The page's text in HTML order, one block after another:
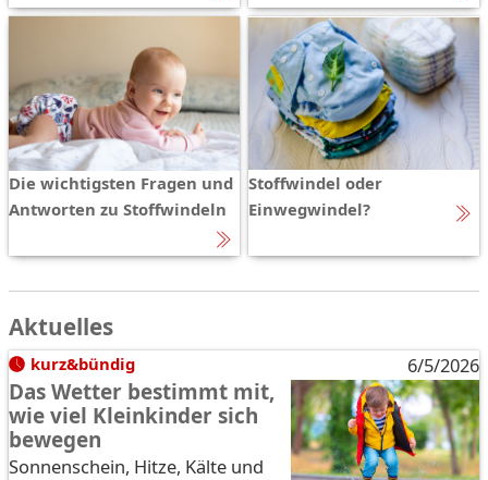
Die wichtigsten Fragen und
Antworten zu Stoffwindeln
Stoffwindel oder
Einwegwindel?
Aktuelles
kurz&bündig 6/5/2026
Das Wetter bestimmt mit,
wie viel Kleinkinder sich
bewegen
Sonnenschein, Hitze, Kälte und